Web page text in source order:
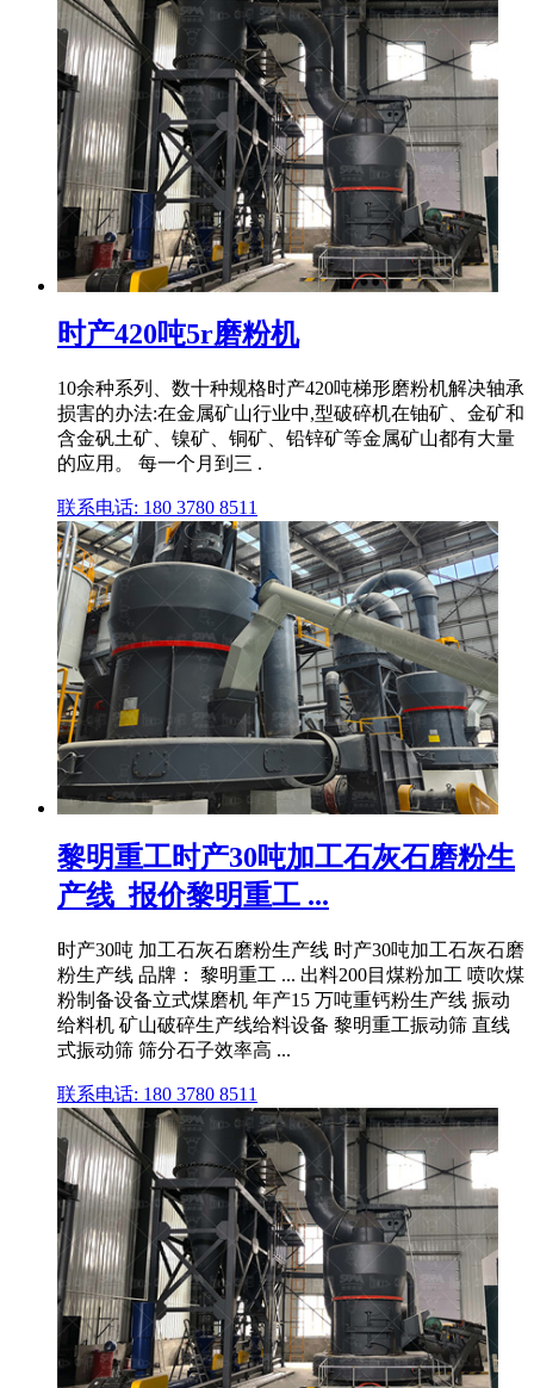
时产420吨5r磨粉机
10余种系列、数十种规格时产420吨梯形磨粉机解决轴承
损害的办法:在金属矿山行业中,型破碎机在铀矿、金矿和
含金矾土矿、镍矿、铜矿、铅锌矿等金属矿山都有大量
的应用。 每一个月到三 .
联系电话: 180 3780 8511
黎明重工时产30吨加工石灰石磨粉生
产线_报价黎明重工 ...
时产30吨 加工石灰石磨粉生产线 时产30吨加工石灰石磨
粉生产线 品牌： 黎明重工 ... 出料200目煤粉加工 喷吹煤
粉制备设备立式煤磨机 年产15 万吨重钙粉生产线 振动
给料机 矿山破碎生产线给料设备 黎明重工振动筛 直线
式振动筛 筛分石子效率高 ...
联系电话: 180 3780 8511